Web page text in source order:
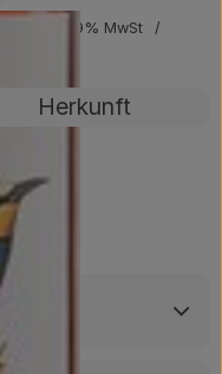
19% MwSt
Herkunft